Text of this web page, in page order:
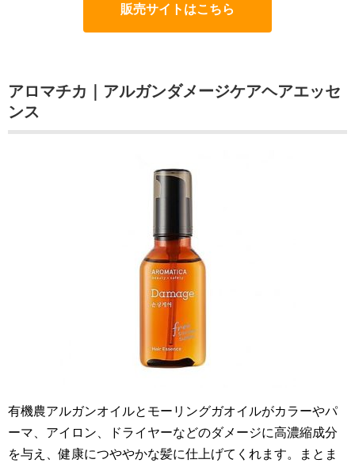
販売サイトはこちら
アロマチカ｜アルガンダメージケアヘアエッセ
ンス
有機農アルガンオイルとモーリングガオイルがカラーやパ
ーマ、アイロン、ドライヤーなどのダメージに高濃縮成分
を与え、健康につややかな髪に仕上げてくれます。まとま